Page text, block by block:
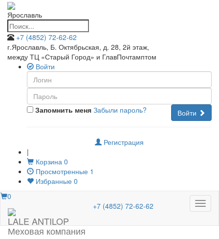
Ярославль
+7 (4852) 72-62-62
г.Ярославль, Б. Октябрьская, д. 28, 2й этаж,
между ТЦ «Старый Город» и ГлавПочтамптом
Войти
Запомнить меня Войти
Забыли пароль?
Регистрация
|
Корзина 0
Просмотренные 1
Избранные 0
Меню
0
LALE ANTILOP
Меховая компания
+7 (4852) 72-62-62